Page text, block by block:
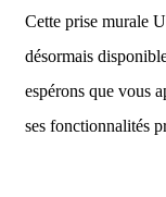
Cette prise murale
désormais
espérons que vous
ses fonctionnalités